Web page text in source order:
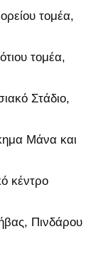
τομέα,
τομέα,
Στάδιο,
Μάνα και
κέντρο
Πινδάρου